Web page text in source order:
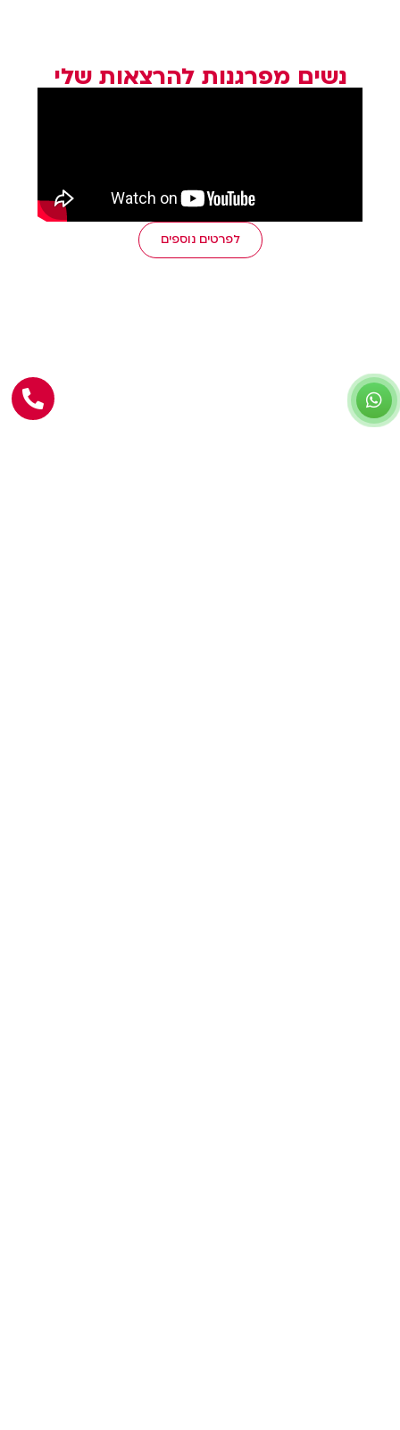
נשים מפרגנות להרצאות שלי
לפרטים נוספים